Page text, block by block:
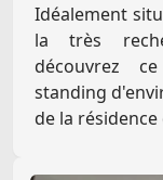
Idéalement
la très
découvrez
standing
de la